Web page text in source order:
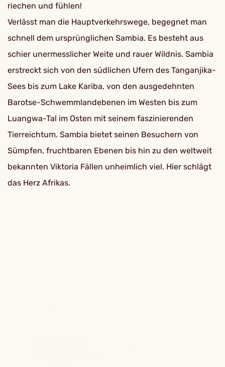
riechen und fühlen!
Verlässt man die Hauptverkehrswege, begegnet man
schnell dem ursprünglichen Sambia. Es besteht aus
schier unermesslicher Weite und rauer Wildnis. Sambia
erstreckt sich von den südlichen Ufern des Tanganjika-
Sees bis zum Lake Kariba, von den ausgedehnten
Barotse-Schwemmlandebenen im Westen bis zum
Luangwa-Tal im Osten mit seinem faszinierenden
Tierreichtum. Sambia bietet seinen Besuchern von
Sümpfen, fruchtbaren Ebenen bis hin zu den weltweit
bekannten Viktoria Fällen unheimlich viel. Hier schlägt
das Herz Afrikas.